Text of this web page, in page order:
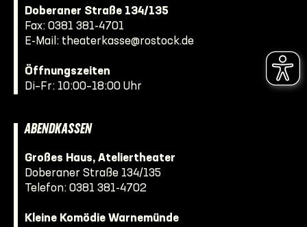
Doberaner Straße 134/135
Fax: 0381 381-4701
E-Mail: theaterkasse@rostock.de
Öffnungszeiten
Di–Fr: 10:00–18:00 Uhr
ABENDKASSEN
Großes Haus, Ateliertheater
Doberaner Straße 134/135
Telefon: 0381 381-4702
Kleine Komödie Warnemünde